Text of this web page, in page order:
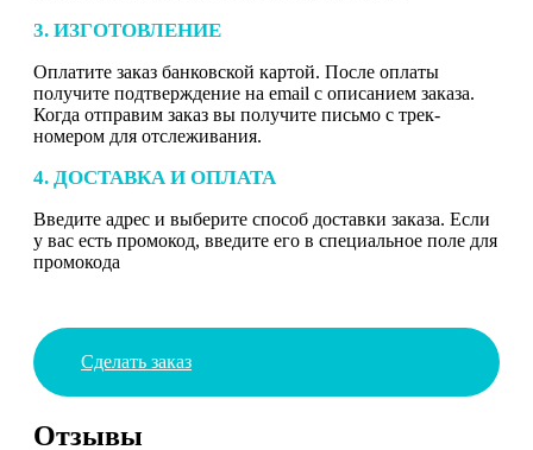
3. ИЗГОТОВЛЕНИЕ
Оплатите заказ банковской картой. После оплаты
получите подтверждение на email с описанием заказа.
Когда отправим заказ вы получите письмо с трек-
номером для отслеживания.
4. ДОСТАВКА И ОПЛАТА
Введите адрес и выберите способ доставки заказа. Если
у вас есть промокод, введите его в специальное поле для
промокода
Сделать заказ
Отзывы